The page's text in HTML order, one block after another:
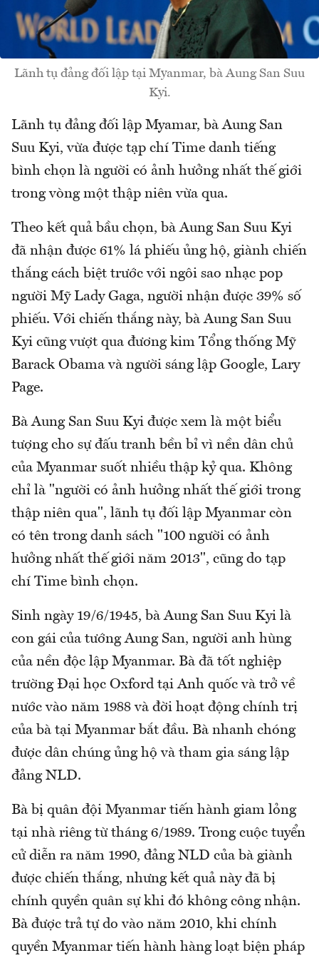
Lãnh tụ đảng đối lập tại Myanmar, bà Aung San Suu
Kyi.
Lãnh tụ đảng đối lập Myamar, bà Aung San
Suu Kyi, vừa được tạp chí Time danh tiếng
bình chọn là người có ảnh hưởng nhất thế giới
trong vòng một thập niên vừa qua.
Theo kết quả bầu chọn, bà Aung San Suu Kyi
đã nhận được 61% lá phiếu ủng hộ, giành chiến
thắng cách biệt trước với ngôi sao nhạc pop
người Mỹ Lady Gaga, người nhận được 39% số
phiếu. Với chiến thắng này, bà Aung San Suu
Kyi cũng vượt qua đương kim Tổng thống Mỹ
Barack Obama và người sáng lập Google, Lary
Page.
Bà Aung San Suu Kyi được xem là một biểu
tượng cho sự đấu tranh bền bỉ vì nền dân chủ
của Myanmar suốt nhiều thập kỷ qua. Không
chỉ là "người có ảnh hưởng nhất thế giới trong
thập niên qua", lãnh tụ đối lập Myanmar còn
có tên trong danh sách "100 người có ảnh
hưởng nhất thế giới năm 2013", cũng do tạp
chí Time bình chọn.
Sinh ngày 19/6/1945, bà Aung San Suu Kyi là
con gái của tướng Aung San, người anh hùng
của nền độc lập Myanmar. Bà đã tốt nghiệp
trường Đại học Oxford tại Anh quốc và trở về
nước vào năm 1988 và đời hoạt động chính trị
của bà tại Myanmar bắt đầu. Bà nhanh chóng
được dân chúng ủng hộ và tham gia sáng lập
đảng NLD.
Bà bị quân đội Myanmar tiến hành giam lỏng
tại nhà riêng từ tháng 6/1989. Trong cuộc tuyển
cử diễn ra năm 1990, đảng NLD của bà giành
được chiến thắng, nhưng kết quả này đã bị
chính quyền quân sự khi đó không công nhận.
Bà được trả tự do vào năm 2010, khi chính
quyền Myanmar tiến hành hàng loạt biện pháp